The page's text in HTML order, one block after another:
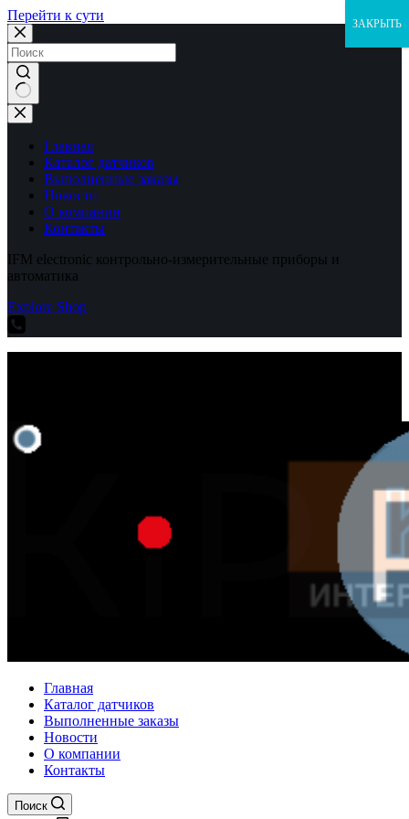
Перейти к сути
Ничего
не
найденоГлавная
Каталог датчиков
Выполненные заказы
Новости
О компании
Контакты
IFM electronic контрольно-измерительные приборы и
автоматика
Explore Shop
Главная
Каталог датчиков
Выполненные заказы
Новости
О компании
Контакты
Поиск
ЗАКРЫТЬ